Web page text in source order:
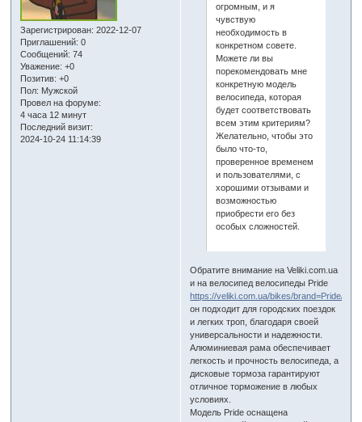
Зарегистрирован: 2022-12-07
Приглашений: 0
Сообщений: 74
Уважение: +0
Позитив: +0
Пол: Мужской
Провел на форуме:
4 часа 12 минут
Последний визит:
2024-10-24 11:14:39
огромным, и я
чувствую
необходимость в
конкретном совете.
Можете ли вы
порекомендовать мне
конкретную модель
велосипеда, которая
будет соответствовать
всем этим критериям?
Желательно, чтобы это
было что-то,
проверенное временем
и пользователями, с
хорошими отзывами и
возможностью
приобрести его без
особых сложностей.
Обратите внимание на Veliki.com.ua
и на велосипед велосипеды Pride
https://veliki.com.ua/bikes/brand=Pride/
он подходит для городских поездок
и легких троп, благодаря своей
универсальности и надежности.
Алюминиевая рама обеспечивает
легкость и прочность велосипеда, а
дисковые тормоза гарантируют
отличное торможение в любых
условиях.
Модель Pride оснащена